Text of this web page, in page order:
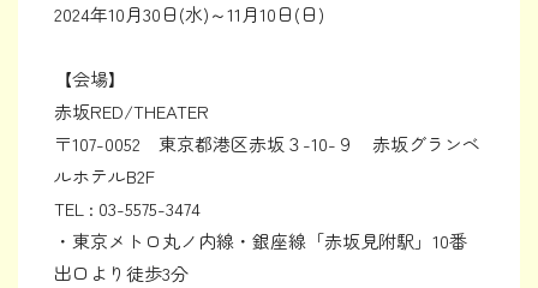
2024年10月30日(水)～11月10日(日)
【会場】
赤坂RED/THEATER
〒107-0052 東京都港区赤坂３-10-９ 赤坂グランベ
ルホテルB2F
TEL : 03-5575-3474
・東京メトロ丸ノ内線・銀座線「赤坂見附駅」10番
出口より徒歩3分